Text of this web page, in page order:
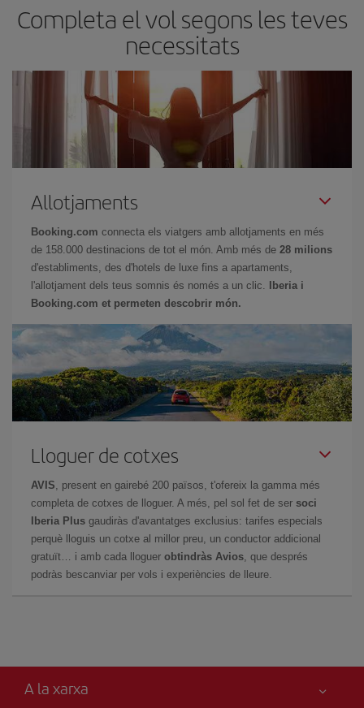
Completa el vol segons les teves
necessitats
Allotjaments
Booking.com connecta els viatgers amb allotjaments en més
de 158.000 destinacions de tot el món. Amb més de 28 milions
d'establiments, des d'hotels de luxe fins a apartaments,
l'allotjament dels teus somnis és només a un clic.
Iberia i
Booking.com et permeten descobrir món.
Lloguer de cotxes
AVIS , present en gairebé 200 països, t'ofereix la gamma més
completa de cotxes de lloguer. A més, pel sol fet de ser soci
Iberia Plus gaudiràs d'avantatges exclusius: tarifes especials
perquè lloguis un cotxe al millor preu, un conductor addicional
gratuït… i amb cada lloguer obtindràs Avios , que després
podràs bescanviar per vols i experiències de lleure.
A la xarxa